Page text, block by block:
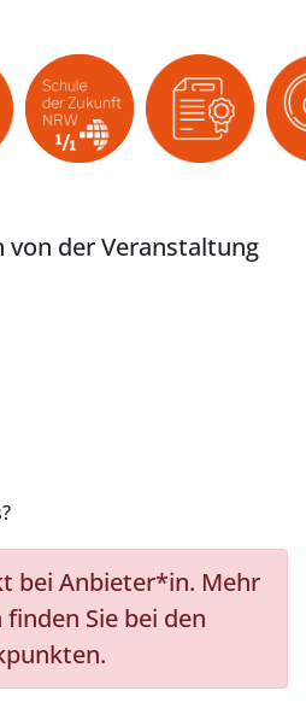
von der Veranstaltung
bei Anbieter*in. Mehr
Sie bei den